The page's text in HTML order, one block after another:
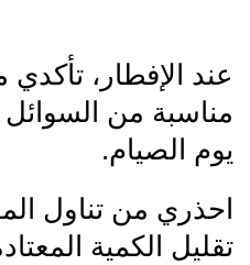
عند الإفطار،
مناسبة من السوائل
يوم الصيام.
احذري من تناول
تقليل الكمية